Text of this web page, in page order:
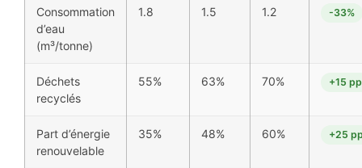
Consommation
d’eau
(m³/tonne)
1.8 1.5 1.2 -33%
Déchets
recyclés
55% 63% 70% +15 pp
Part d’énergie
renouvelable
35% 48% 60% +25